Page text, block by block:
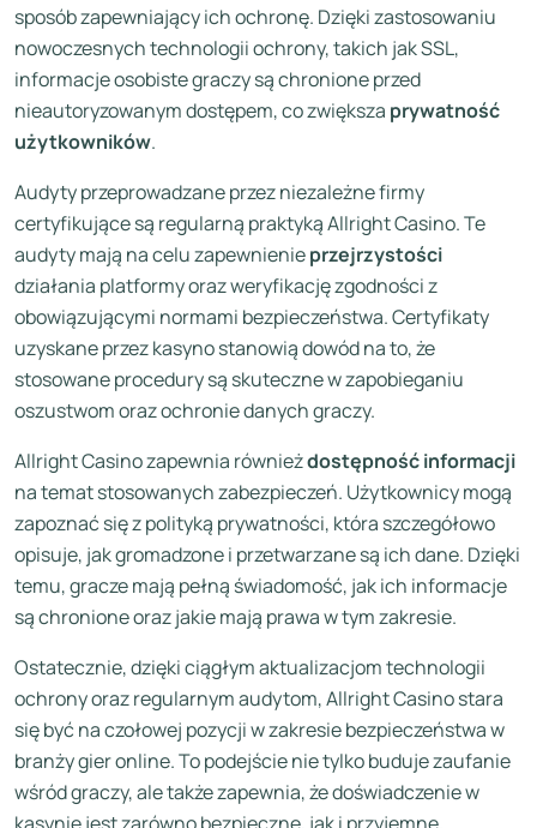
sposób zapewniający ich ochronę. Dzięki zastosowaniu
nowoczesnych technologii ochrony, takich jak SSL,
informacje osobiste graczy są chronione przed
nieautoryzowanym dostępem, co zwiększa prywatność
użytkowników.
Audyty przeprowadzane przez niezależne firmy
certyfikujące są regularną praktyką Allright Casino. Te
audyty mają na celu zapewnienieprzejrzystości
działania platformy oraz weryfikację zgodności z
obowiązującymi normami bezpieczeństwa. Certyfikaty
uzyskane przez kasyno stanowią dowód na to, że
stosowane procedury są skuteczne w zapobieganiu
oszustwom oraz ochronie danych graczy.
Allright Casino zapewnia równieżdostępność informacji
na temat stosowanych zabezpieczeń. Użytkownicy mogą
zapoznać się z polityką prywatności, która szczegółowo
opisuje, jak gromadzone i przetwarzane są ich dane. Dzięki
temu, gracze mają pełną świadomość, jak ich informacje
są chronione oraz jakie mają prawa w tym zakresie.
Ostatecznie, dzięki ciągłym aktualizacjom technologii
ochrony oraz regularnym audytom, Allright Casino stara
się być na czołowej pozycji w zakresie bezpieczeństwa w
branży gier online. To podejście nie tylko buduje zaufanie
wśród graczy, ale także zapewnia, że doświadczenie w